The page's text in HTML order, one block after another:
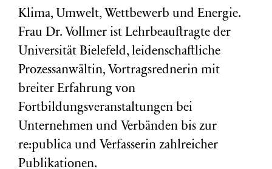
Klima, Umwelt, Wettbewerb und Energie.
Frau Dr. Vollmer ist Lehrbeauftragte der
Universität Bielefeld, leidenschaftliche
Prozessanwältin, Vortragsrednerin mit
breiter Erfahrung von
Fortbildungsveranstaltungen bei
Unternehmen und Verbänden bis zur
re:publica und Verfasserin zahlreicher
Publikationen.